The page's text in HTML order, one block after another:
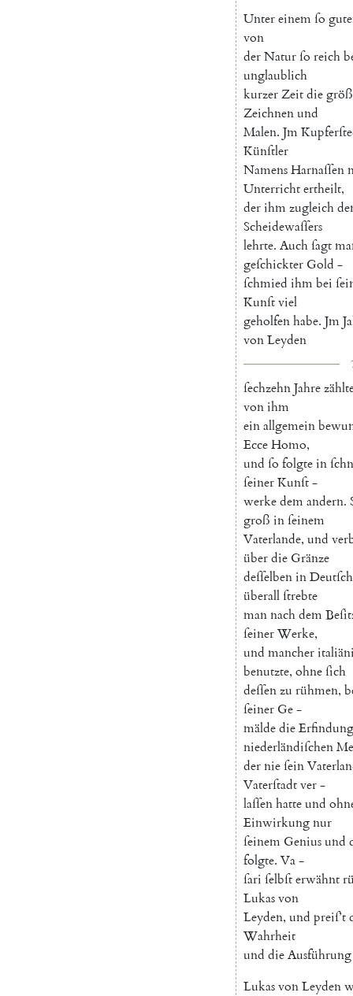
Untereinemſo
von
derNaturſo reich
unglaublich
kurzerZeitdie
Zeichnenund
Malen. Jm
Künſtler
NamensHarnaſſen
Unterrichtertheilt,
derihmzugleich
Scheidewaſſers
lehrte. Auchſagt
geſchickter Gold -
ſchmied ihmbei
Kunſtviel
geholfenhabe. Jm
vonLeyden
ſechzehnJahre
vonihm
einallgemein
EcceHomo,
und ſo folgtein
ſeinerKunſt-
werkedemandern.
groß inſeinem
Vaterlande, und
überdie Gränze
deſſelbenin
überallſtrebte
mannachdem
ſeinerWerke,
und mancher
benutzte, ohneſich
deſſenzu rühmen,
ſeiner Ge-
mäldedieErfindung
niederländiſchen
dernieſein
Vaterſtadtver-
laſſenhatteund
Einwirkungnur
ſeinem Geniusund
folgte. Va-
ſari ſelbſterwähnt
Lukasvon
Leyden, und preiſ’t
Wahrheit
und dieAusführung
LukasvonLeyden